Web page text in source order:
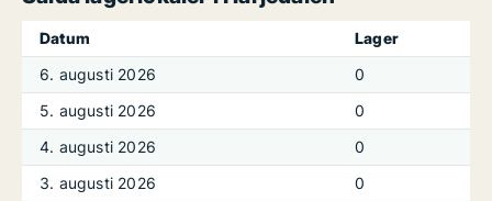
Datum
Lager
6. augusti 2026
0
5. augusti 2026
0
4. augusti 2026
0
3. augusti 2026
0